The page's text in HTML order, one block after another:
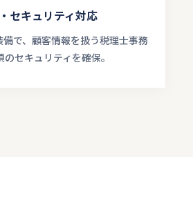
セキュリティ対応
で、顧客情報を扱う税理士事務
のセキュリティを確保。